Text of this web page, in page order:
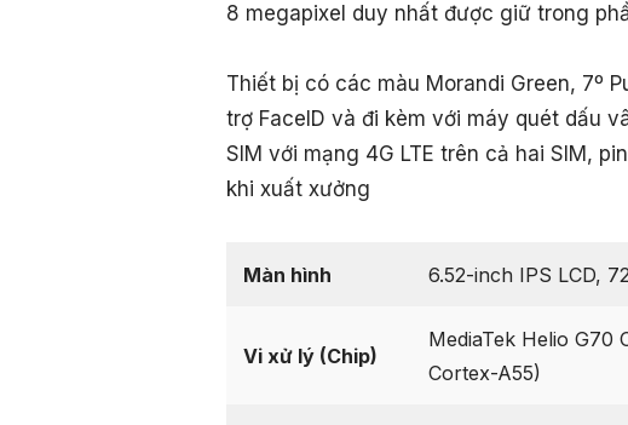
8 megapixel duy nhất được giữ trong
Thiết bị có các màu Morandi Green, 7º
trợ FaceID và đi kèm với máy quét dấu
SIM với mạng 4G LTE trên cả hai SIM,
khi xuất xưởng
Màn hình 6.52-inch IPS LCD,
Vi xử lý (Chip)
MediaTek Helio G70
Cortex-A55)